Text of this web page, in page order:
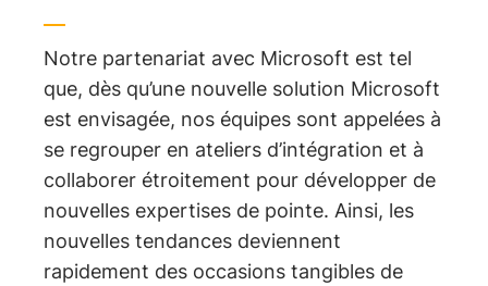
Notre partenariat avec Microsoft est tel
que, dès qu’une nouvelle solution Microsoft
est envisagée, nos équipes sont appelées à
se regrouper en ateliers d’intégration et à
collaborer étroitement pour développer de
nouvelles expertises de pointe. Ainsi, les
nouvelles tendances deviennent
rapidement des occasions tangibles de